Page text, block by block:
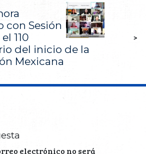
con Sesión
110
del inicio de la